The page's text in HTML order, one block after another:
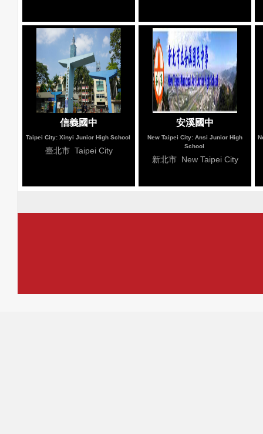
信義國中
Taipei City: Xinyi Junior High School
臺北市 Taipei City
安溪國中
New Taipei City: Ansi Junior High
School
新北市 New Taipei City